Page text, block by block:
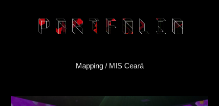
Mapping / MIS Ceará